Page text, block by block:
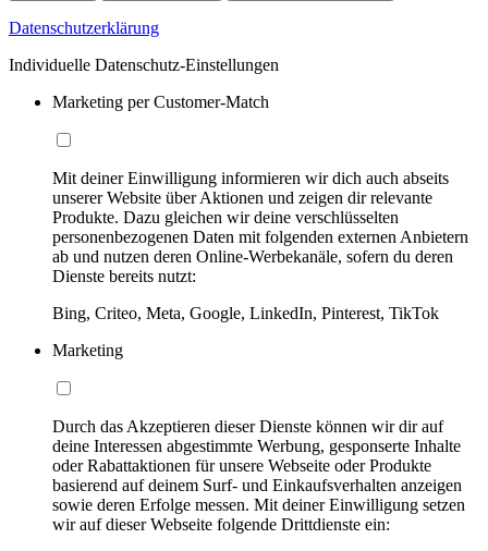
Datenschutzerklärung
Individuelle Datenschutz-Einstellungen
Marketing per Customer-Match
Mit deiner Einwilligung informieren wir dich auch abseits
unserer Website über Aktionen und zeigen dir relevante
Produkte. Dazu gleichen wir deine verschlüsselten
personenbezogenen Daten mit folgenden externen Anbietern
ab und nutzen deren Online-Werbekanäle, sofern du deren
Dienste bereits nutzt:
Bing, Criteo, Meta, Google, LinkedIn, Pinterest, TikTok
Marketing
Durch das Akzeptieren dieser Dienste können wir dir auf
deine Interessen abgestimmte Werbung, gesponserte Inhalte
oder Rabattaktionen für unsere Webseite oder Produkte
basierend auf deinem Surf- und Einkaufsverhalten anzeigen
sowie deren Erfolge messen. Mit deiner Einwilligung setzen
wir auf dieser Webseite folgende Drittdienste ein: